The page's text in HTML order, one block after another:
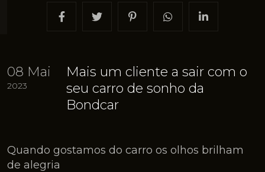
08 Mai
2023
Mais um cliente a sair com o
seu carro de sonho da
Bondcar
Quando gostamos do carro os olhos brilham
de alegria